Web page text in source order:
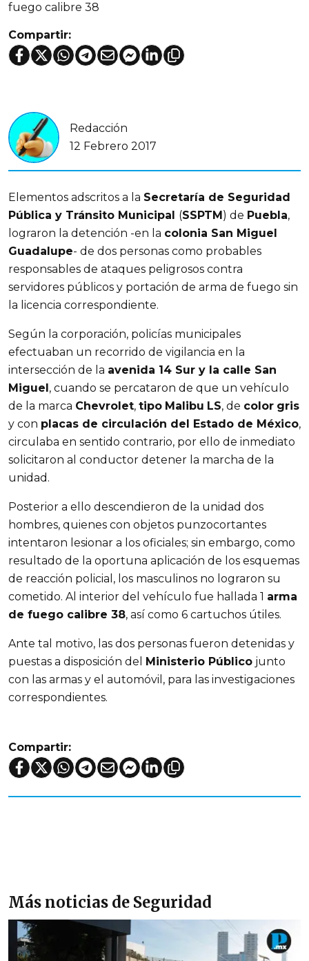
fuego calibre 38
Compartir:
Redacción
12 Febrero 2017
Elementos adscritos a la Secretaría de Seguridad
Pública y Tránsito Municipal (SSPTM ) de Puebla,
lograron la detención -en la colonia San Miguel
Guadalupe- de dos personas como probables
responsables de ataques peligrosos contra
servidores públicos y portación de arma de fuego sin
la licencia correspondiente.
Según la corporación, policías municipales
efectuaban un recorrido de vigilancia en la
intersección de la avenida 14 Sur y la calle San
Miguel , cuando se percataron de que un vehículo
de la marca Chevrolet, tipo Malibu LS, de color gris
y con placas de circulación del Estado de México,
circulaba en sentido contrario, por ello de inmediato
solicitaron al conductor detener la marcha de la
unidad.
Posterior a ello descendieron de la unidad dos
hombres, quienes con objetos punzocortantes
intentaron lesionar a los oficiales; sin embargo, como
resultado de la oportuna aplicación de los esquemas
de reacción policial, los masculinos no lograron su
cometido. Al interior del vehículo fue hallada 1 arma
de fuego calibre 38, así como 6 cartuchos útiles.
Ante tal motivo, las dos personas fueron detenidas y
puestas a disposición del
Ministerio Público junto
con las armas y el automóvil, para las investigaciones
correspondientes.
Compartir:
Más noticias de Seguridad